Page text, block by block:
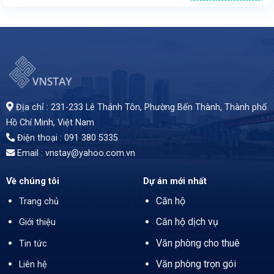
Địa chỉ : 231-233 Lê Thánh Tôn, Phường Bến Thành, Thành phố
Hồ Chí Minh, Việt Nam
Điện thoại : 091 380 5335
Email : vnstay@yahoo.com.vn
Về chúng tôi
Trang chủ
Giới thiệu
Tin tức
Liên hệ
Dự án mới nhất
Căn hộ
Căn hộ dịch vụ
Văn phòng cho thuê
Văn phòng trọn gói